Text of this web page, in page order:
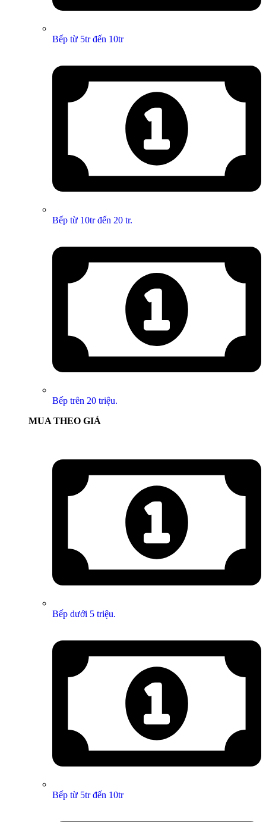
Bếp từ 5tr đến 10tr
Bếp từ 10tr đến 20 tr.
Bếp trên 20 triệu.
MUA THEO GIÁ
Bếp dưới 5 triệu.
Bếp từ 5tr đến 10tr